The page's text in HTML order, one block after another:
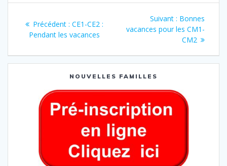
Précédent : CE1-CE2 :
Pendant les vacances
Suivant : Bonnes
vacances pour les CM1-
CM2
NOUVELLES FAMILLES